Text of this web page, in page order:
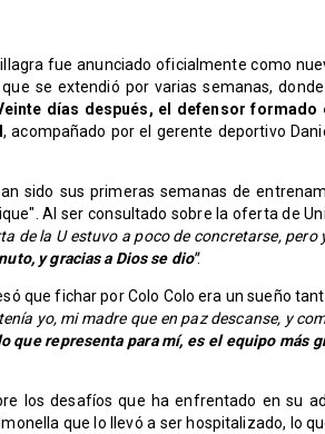
fue anunciado oficialmente como
se extendió por varias semanas,
días después, el defensor formado
, acompañado por el gerente deportivo
sido sus primeras semanas de
Al ser consultado sobre la oferta de
de la U estuvo a poco de concretarse, pero
y gracias a Dios se dio".
que fichar por Colo Colo era un sueño
yo, mi madre que en paz descanse, y
que representa para mí, es el equipo más
los desafíos que ha enfrentado en su
que lo llevó a ser hospitalizado, lo